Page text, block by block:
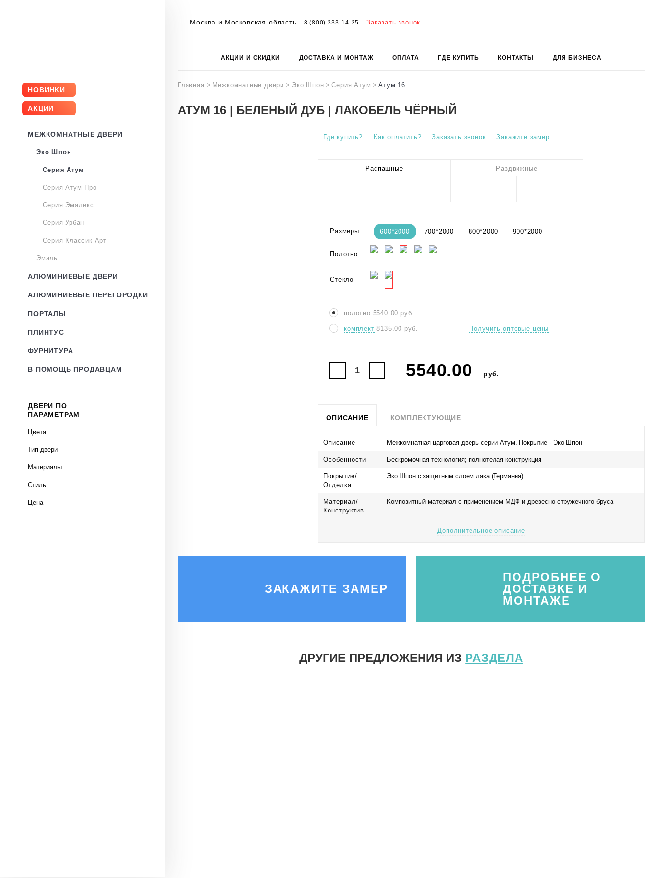
НОВИНКИ
АКЦИИ
МЕЖКОМНАТНЫЕ ДВЕРИ
Эко Шпон
Серия Атум
Серия Атум Про
Серия Эмалекс
Серия Урбан
Серия Классик Арт
Эмаль
АЛЮМИНИЕВЫЕ ДВЕРИ
АЛЮМИНИЕВЫЕ ПЕРЕГОРОДКИ
ПОРТАЛЫ
ПЛИНТУС
ФУРНИТУРА
В ПОМОЩЬ ПРОДАВЦАМ
ДВЕРИ ПО
ПАРАМЕТРАМ
Цвета
Тип двери
Материалы
Стиль
Цена
Москва и Московская область 8 (800) 333-14-25 Заказать звонок
АКЦИИ И СКИДКИ ДОСТАВКА И МОНТАЖ ОПЛАТА ГДЕ КУПИТЬ КОНТАКТЫ ДЛЯ БИЗНЕСА
Главная > Межкомнатные двери > Эко Шпон >Серия Атум >Атум 16
АТУМ 16 | БЕЛЕНЫЙ ДУБ | ЛАКОБЕЛЬ ЧЁРНЫЙ
Где купить? Как оплатить? Заказать звонок Закажите замер
Распашные Раздвижные
Размеры: 600*2000 700*2000 800*2000 900*2000
Полотно
Стекло
полотно 5540.00 руб.
комплект 8135.00 руб. Получить оптовые цены
5540.00 руб.
ОПИСАНИЕ КОМПЛЕКТУЮЩИЕ
Описание Межкомнатная царговая дверь серии Атум. Покрытие - Эко Шпон
Особенности Бескромочная технология; полнотелая конструкция
Покрытие/
Отделка
Эко Шпон с защитным слоем лака (Германия)
Материал/
Конструктив
Композитный материал с применением МДФ и древесно-стружечного бруса
Дополнительное описание
ЗАКАЖИТЕ ЗАМЕР
ПОДРОБНЕЕ О
ДОСТАВКЕ И
МОНТАЖЕ
ДРУГИЕ ПРЕДЛОЖЕНИЯ ИЗ РАЗДЕЛА